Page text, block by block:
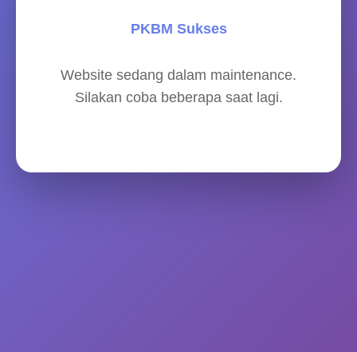
PKBM Sukses
Website sedang dalam maintenance.
Silakan coba beberapa saat lagi.